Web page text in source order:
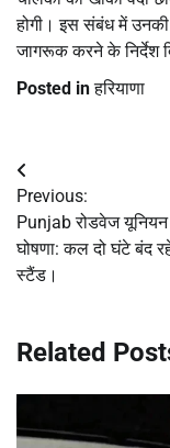
होगी। इस संबंध में
जागरूक करने के निर्देश
Posted inहरियाणा
Post
navigation
Previous:
Punjab रोडवेज यूनियन
घोषणा: कल दो घंटे बंद
स्टैंड।
Related